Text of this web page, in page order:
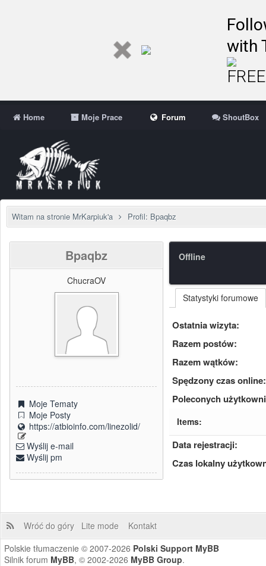
with
Home Moje Prace Forum ShoutBox
Witam na stronie MrKarpiuk'a Profil: Bpaqbz
Bpaqbz
ChucraOV
Moje Tematy
Moje Posty
https://atbioinfo.com/linezolid/
Wyślij e-mail
Wyślij pm
Offline
Statystyki forumowe
Ostatnia wizyta:
Razem postów:
Razem wątków:
Spędzony czas online:
Poleconych
Items:
Data rejestracji:
Czas lokalny
Wróć do góry Lite mode
Kontakt
Polskie tłumaczenie © 2007-2026 Polski Support MyBB
Silnik forum MyBB, © 2002-2026 MyBB Group.